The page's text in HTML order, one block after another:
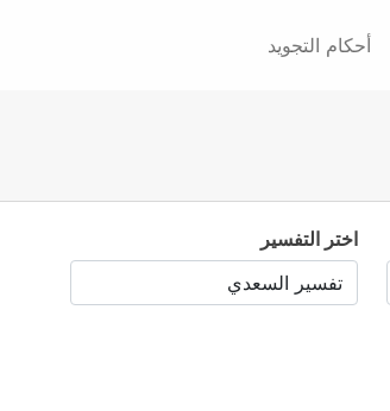
أحكام التجويد
اختر التفسير